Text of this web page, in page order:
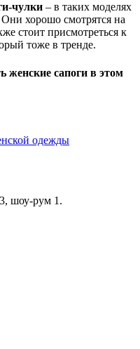
чулки – в таких моделях
хорошо смотрятся на
стоит присмотреться к
тоже в тренде.
женские сапоги в этом
шоу-рум 1.